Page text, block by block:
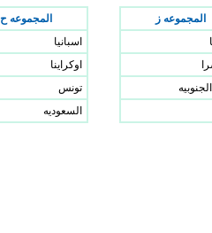
المجموعه ح
اسبانيا
اوكراينا
تونس
السعوديه
المجموعه ز